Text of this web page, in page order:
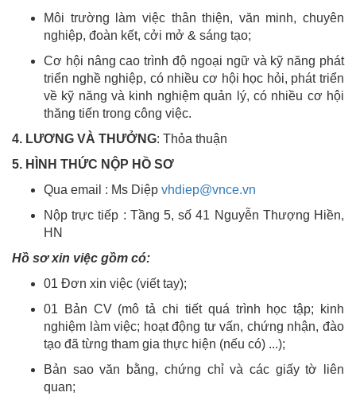
Môi trường làm việc thân thiện, văn minh, chuyên
nghiệp, đoàn kết, cởi mở & sáng tạo;
Cơ hội nâng cao trình độ ngoại ngữ và kỹ năng phát
triển nghề nghiệp, có nhiều cơ hội học hỏi, phát triển
về kỹ năng và kinh nghiệm quản lý, có nhiều cơ hội
thăng tiến trong công việc.
4. LƯƠNG VÀ THƯỞNG: Thỏa thuận
5. HÌNH THỨC NỘP HỒ SƠ
Qua email : Ms Diệp vhdiep@vnce.vn
Nộp trực tiếp : Tầng 5, số 41 Nguyễn Thượng Hiền,
HN
Hồ sơ xin việc gồm có:
01 Đơn xin việc (viết tay);
01 Bản CV (mô tả chi tiết quá trình học tập; kinh
nghiệm làm việc; hoạt động tư vấn, chứng nhận, đào
tạo đã từng tham gia thực hiện (nếu có) ...);
Bản sao văn bằng, chứng chỉ và các giấy tờ liên
quan;